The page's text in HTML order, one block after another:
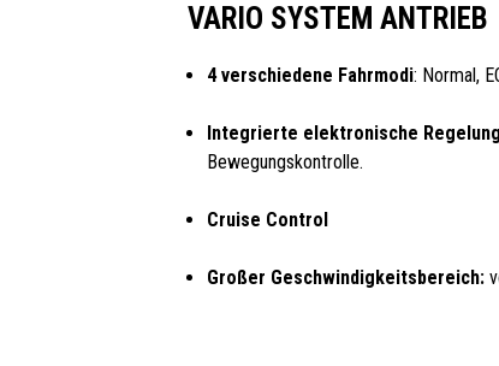
VARIO SYSTEM ANTRIEB
4 verschiedene Fahrmodi: Normal,
Integrierte elektronische Regelung
Bewegungskontrolle.
Cruise Control
Großer Geschwindigkeitsbereich: